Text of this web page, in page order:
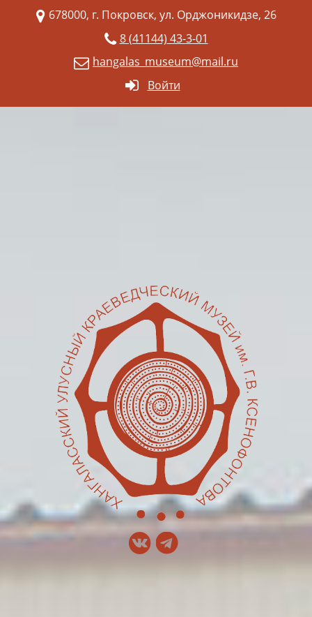
678000, г. Покровск, ул. Орджоникидзе, 26
8 (41144) 43-3-01
hangalas_museum@mail.ru
Войти